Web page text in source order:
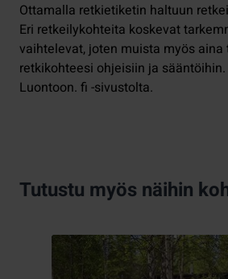
Ottamalla retkietiketin haltuun
Eri retkeilykohteita koskevat
vaihtelevat, joten muista myös aina
retkikohteesi ohjeisiin ja
Luontoon. fi -sivustolta.
Tutustu myös näihin